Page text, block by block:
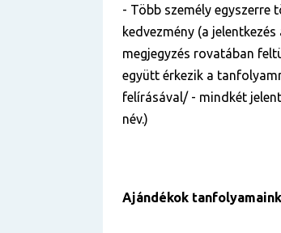
- Több személy egyszerre
kedvezmény (a
megjegyzés rovatában
együtt érkezik a
felírásával/ - mindkét
név.)
Ajándékok